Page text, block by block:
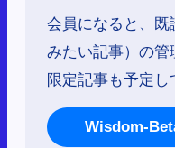
会員になると、
みたい記事）の
限定記事も予定
Wisdom-